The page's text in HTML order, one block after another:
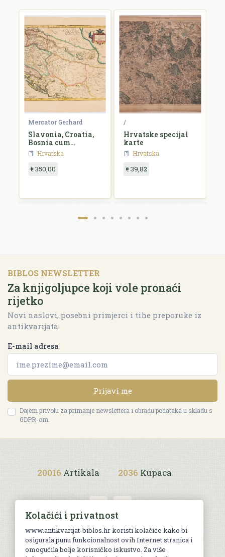
Mercator Gerhard
Slavonia, Croatia,
Bosnia cum
Dalmatiae parte
Hrvatska
€ 350,00
/
Hrvatske specijal
karte
Hrvatska
€ 39,82
BIBLOS NEWSLETTER
Za knjigoljupce koji vole pronaći
rijetko
Novi naslovi, posebni primjerci i tihe preporuke iz
antikvarijata.
E-mail adresa
Prijavi me
Dajem privolu za primanje newslettera i obradu podataka u skladu s
GDPR-om.
20016 Artikala 2036 Kupaca
Uvjeti kupnje
Kolačići i privatnost
www.antikvarijat-biblos.hr koristi kolačiće kako bi
osigurala punu funkcionalnost ovih Internet stranica i
omogućila bolje korisničko iskustvo. Za više